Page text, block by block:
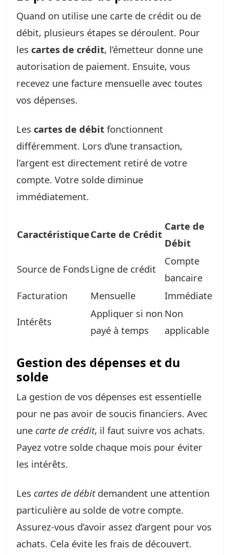
Quand on utilise une carte de crédit ou de
débit, plusieurs étapes se déroulent. Pour
les cartes de crédit, l’émetteur donne une
autorisation de paiement. Ensuite, vous
recevez une facture mensuelle avec toutes
vos dépenses.
Les cartes de débit fonctionnent
différemment. Lors d’une transaction,
l’argent est directement retiré de votre
compte. Votre solde diminue
immédiatement.
CaractéristiqueCarte de Crédit
Carte de
Débit
Source de FondsLigne de crédit
Compte
bancaire
Facturation
Mensuelle Immédiate
Intérêts
Appliquer si non
payé à temps
Non
applicable
Gestion des dépenses et du
solde
La gestion de vos dépenses est essentielle
pour ne pas avoir de soucis financiers. Avec
une carte de crédit, il faut suivre vos achats.
Payez votre solde chaque mois pour éviter
les intérêts.
Les cartes de débitdemandent une attention
particulière au solde de votre compte.
Assurez-vous d’avoir assez d’argent pour vos
achats. Cela évite les frais de découvert.